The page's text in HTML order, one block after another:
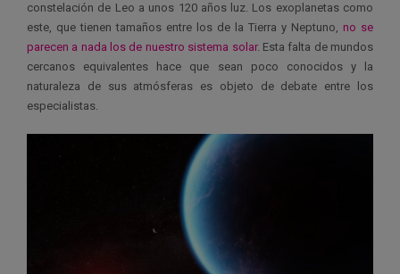
constelación de Leo a unos 120 años luz. Los exoplanetas como
este, que tienen tamaños entre los de la Tierra y Neptuno, no se
parecen a nada los de nuestro sistema solar. Esta falta de mundos
cercanos equivalentes hace que sean poco conocidos y la
naturaleza de sus atmósferas es objeto de debate entre los
especialistas.